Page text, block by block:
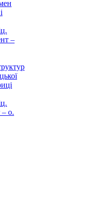
–
о.